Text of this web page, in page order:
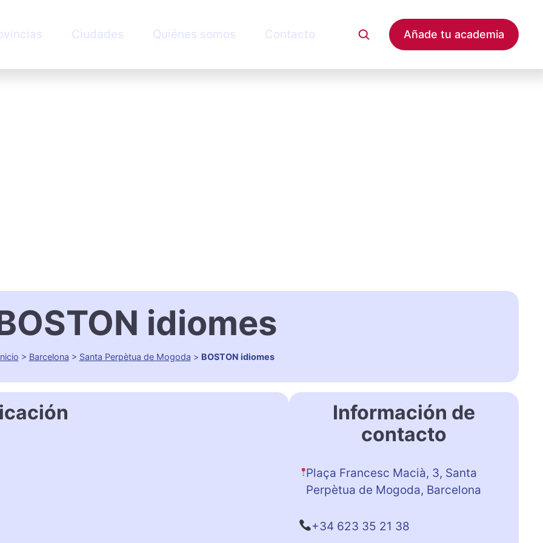
Ciudades Quiénes somos Contacto Añade tu academia
idiomes
> Barcelona > Santa Perpètua de Mogoda > BOSTON idiomes
Información de
contacto
Plaça Francesc Macià, 3, Santa
Perpètua de Mogoda, Barcelona
+34 623 35 21 38